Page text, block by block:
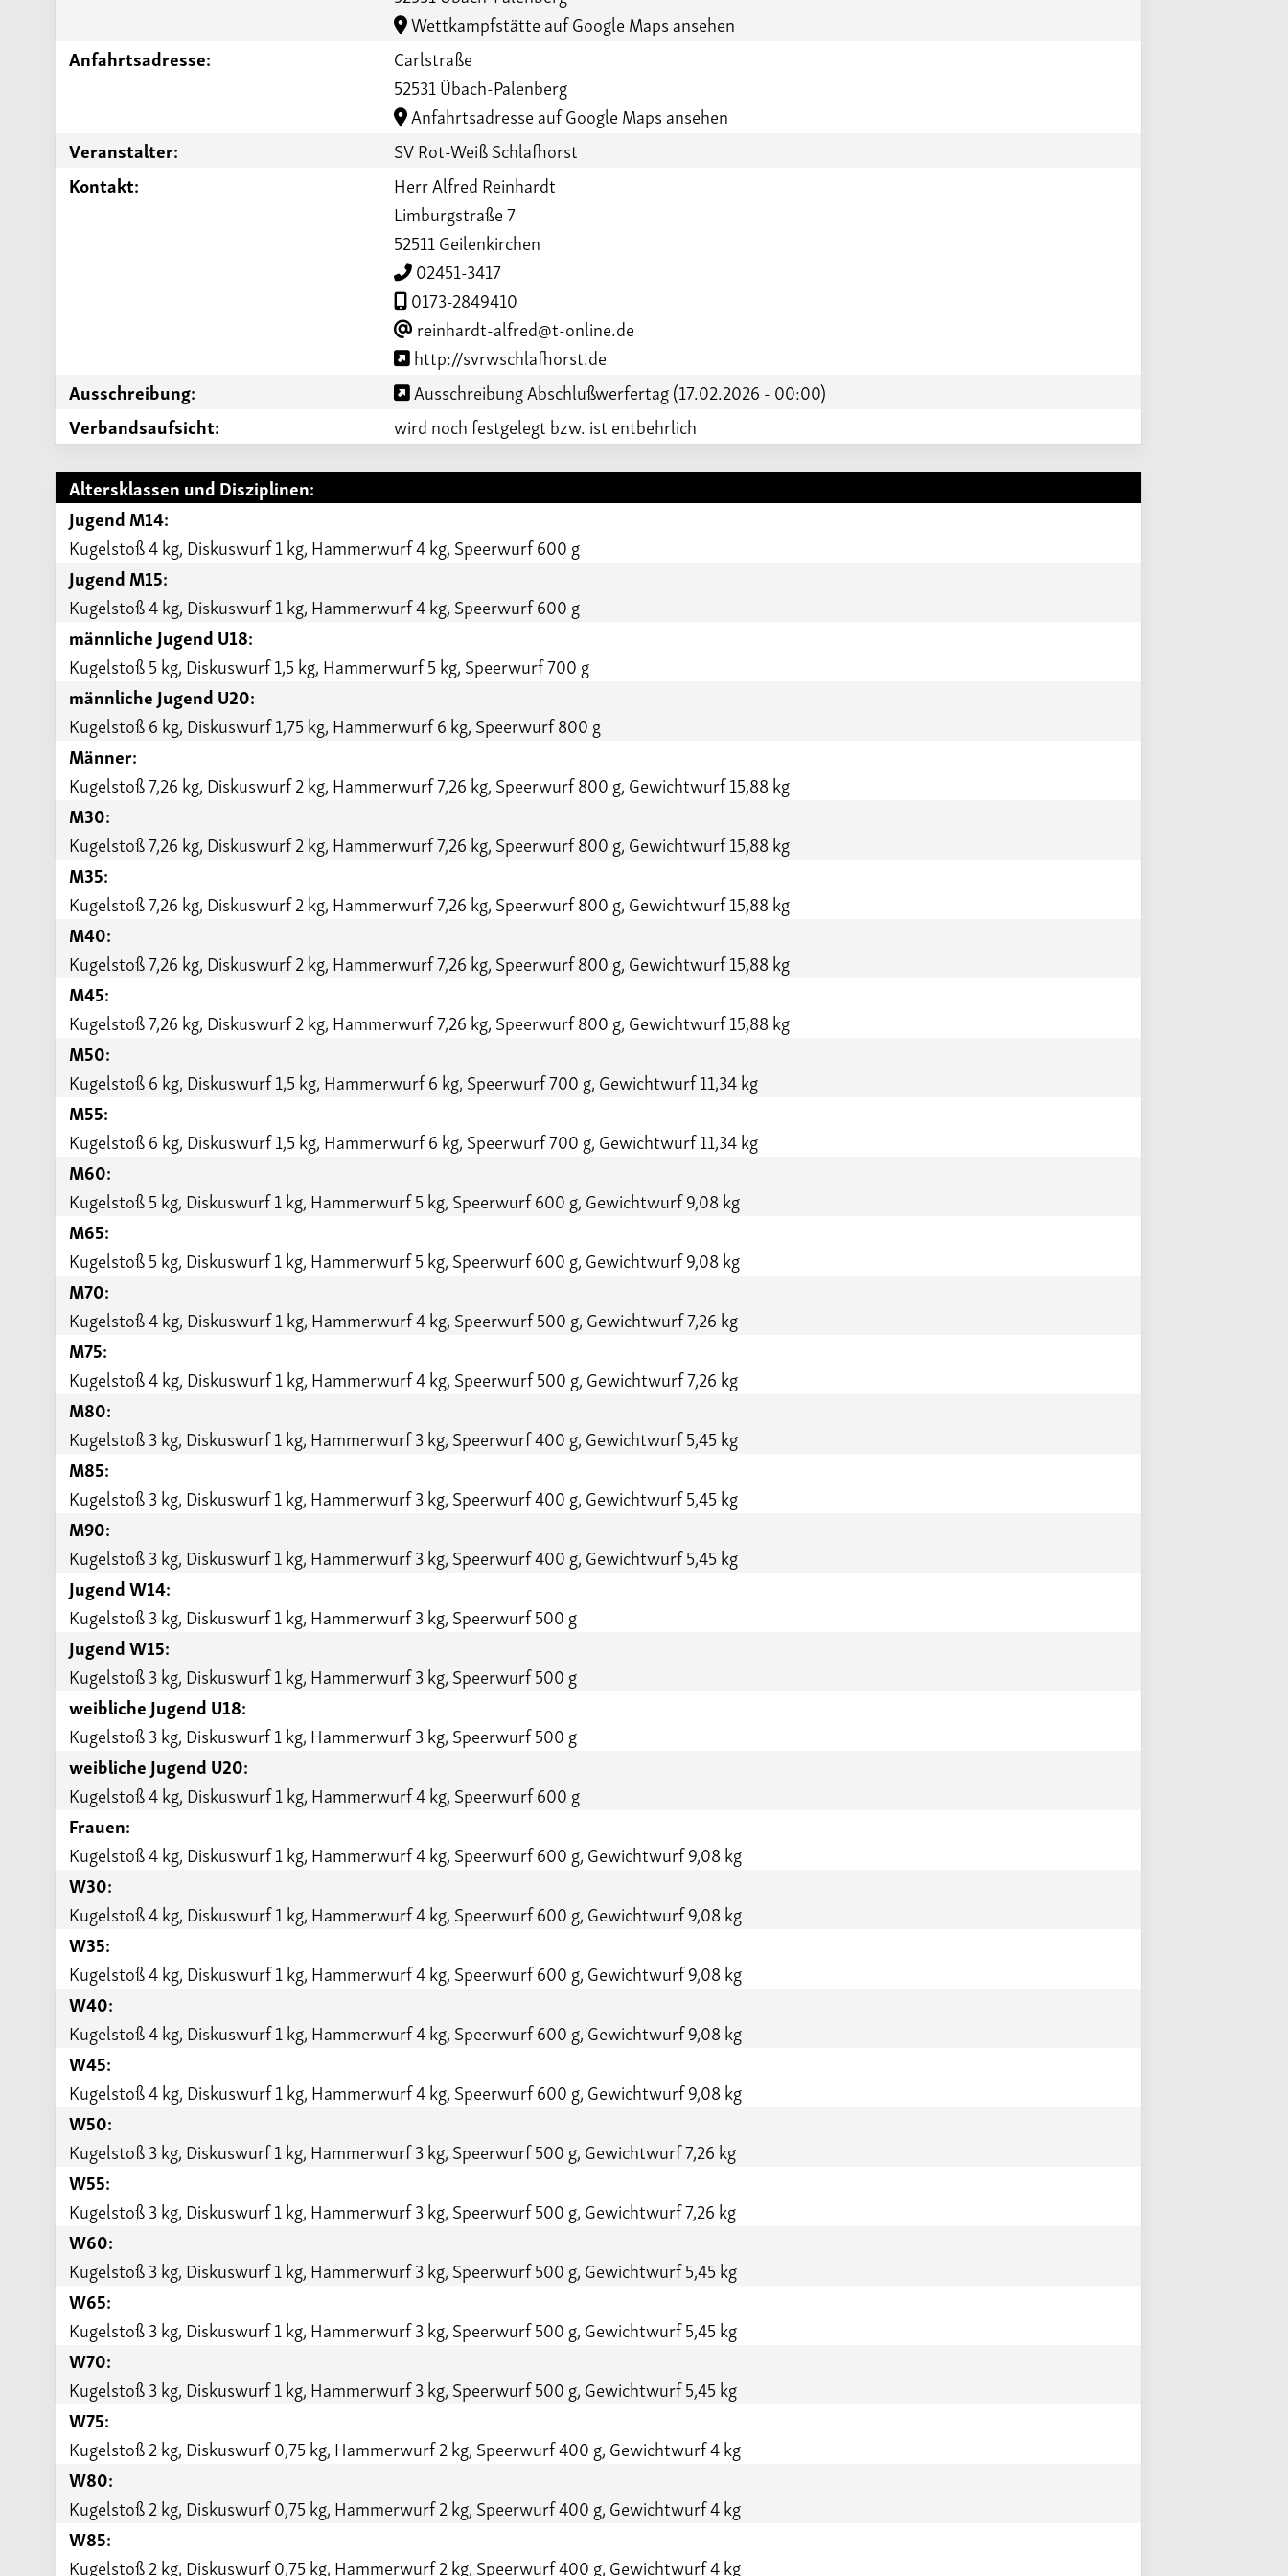
Wettkampfstätte auf Google Maps ansehen
Anfahrtsadresse:
Carlstraße
52531 Übach-Palenberg
Anfahrtsadresse auf Google Maps ansehen
Veranstalter:
SV Rot-Weiß Schlafhorst
Kontakt:
Herr Alfred Reinhardt
Limburgstraße 7
52511 Geilenkirchen
02451-3417
0173-2849410
reinhardt-alfred@t-online.de
http://svrwschlafhorst.de
Ausschreibung:
Ausschreibung Abschlußwerfertag (17.02.2026 - 00:00)
Verbandsaufsicht:
wird noch festgelegt bzw. ist entbehrlich
Altersklassen und Disziplinen:
Jugend M14:
Kugelstoß 4 kg, Diskuswurf 1 kg, Hammerwurf 4 kg, Speerwurf 600 g
Jugend M15:
Kugelstoß 4 kg, Diskuswurf 1 kg, Hammerwurf 4 kg, Speerwurf 600 g
männliche Jugend U18:
Kugelstoß 5 kg, Diskuswurf 1,5 kg, Hammerwurf 5 kg, Speerwurf 700 g
männliche Jugend U20:
Kugelstoß 6 kg, Diskuswurf 1,75 kg, Hammerwurf 6 kg, Speerwurf 800 g
Männer:
Kugelstoß 7,26 kg, Diskuswurf 2 kg, Hammerwurf 7,26 kg, Speerwurf 800 g, Gewichtwurf 15,88 kg
M30:
Kugelstoß 7,26 kg, Diskuswurf 2 kg, Hammerwurf 7,26 kg, Speerwurf 800 g, Gewichtwurf 15,88 kg
M35:
Kugelstoß 7,26 kg, Diskuswurf 2 kg, Hammerwurf 7,26 kg, Speerwurf 800 g, Gewichtwurf 15,88 kg
M40:
Kugelstoß 7,26 kg, Diskuswurf 2 kg, Hammerwurf 7,26 kg, Speerwurf 800 g, Gewichtwurf 15,88 kg
M45:
Kugelstoß 7,26 kg, Diskuswurf 2 kg, Hammerwurf 7,26 kg, Speerwurf 800 g, Gewichtwurf 15,88 kg
M50:
Kugelstoß 6 kg, Diskuswurf 1,5 kg, Hammerwurf 6 kg, Speerwurf 700 g, Gewichtwurf 11,34 kg
M55:
Kugelstoß 6 kg, Diskuswurf 1,5 kg, Hammerwurf 6 kg, Speerwurf 700 g, Gewichtwurf 11,34 kg
M60:
Kugelstoß 5 kg, Diskuswurf 1 kg, Hammerwurf 5 kg, Speerwurf 600 g, Gewichtwurf 9,08 kg
M65:
Kugelstoß 5 kg, Diskuswurf 1 kg, Hammerwurf 5 kg, Speerwurf 600 g, Gewichtwurf 9,08 kg
M70:
Kugelstoß 4 kg, Diskuswurf 1 kg, Hammerwurf 4 kg, Speerwurf 500 g, Gewichtwurf 7,26 kg
M75:
Kugelstoß 4 kg, Diskuswurf 1 kg, Hammerwurf 4 kg, Speerwurf 500 g, Gewichtwurf 7,26 kg
M80:
Kugelstoß 3 kg, Diskuswurf 1 kg, Hammerwurf 3 kg, Speerwurf 400 g, Gewichtwurf 5,45 kg
M85:
Kugelstoß 3 kg, Diskuswurf 1 kg, Hammerwurf 3 kg, Speerwurf 400 g, Gewichtwurf 5,45 kg
M90:
Kugelstoß 3 kg, Diskuswurf 1 kg, Hammerwurf 3 kg, Speerwurf 400 g, Gewichtwurf 5,45 kg
Jugend W14:
Kugelstoß 3 kg, Diskuswurf 1 kg, Hammerwurf 3 kg, Speerwurf 500 g
Jugend W15:
Kugelstoß 3 kg, Diskuswurf 1 kg, Hammerwurf 3 kg, Speerwurf 500 g
weibliche Jugend U18:
Kugelstoß 3 kg, Diskuswurf 1 kg, Hammerwurf 3 kg, Speerwurf 500 g
weibliche Jugend U20:
Kugelstoß 4 kg, Diskuswurf 1 kg, Hammerwurf 4 kg, Speerwurf 600 g
Frauen:
Kugelstoß 4 kg, Diskuswurf 1 kg, Hammerwurf 4 kg, Speerwurf 600 g, Gewichtwurf 9,08 kg
W30:
Kugelstoß 4 kg, Diskuswurf 1 kg, Hammerwurf 4 kg, Speerwurf 600 g, Gewichtwurf 9,08 kg
W35:
Kugelstoß 4 kg, Diskuswurf 1 kg, Hammerwurf 4 kg, Speerwurf 600 g, Gewichtwurf 9,08 kg
W40:
Kugelstoß 4 kg, Diskuswurf 1 kg, Hammerwurf 4 kg, Speerwurf 600 g, Gewichtwurf 9,08 kg
W45:
Kugelstoß 4 kg, Diskuswurf 1 kg, Hammerwurf 4 kg, Speerwurf 600 g, Gewichtwurf 9,08 kg
W50:
Kugelstoß 3 kg, Diskuswurf 1 kg, Hammerwurf 3 kg, Speerwurf 500 g, Gewichtwurf 7,26 kg
W55:
Kugelstoß 3 kg, Diskuswurf 1 kg, Hammerwurf 3 kg, Speerwurf 500 g, Gewichtwurf 7,26 kg
W60:
Kugelstoß 3 kg, Diskuswurf 1 kg, Hammerwurf 3 kg, Speerwurf 500 g, Gewichtwurf 5,45 kg
W65:
Kugelstoß 3 kg, Diskuswurf 1 kg, Hammerwurf 3 kg, Speerwurf 500 g, Gewichtwurf 5,45 kg
W70:
Kugelstoß 3 kg, Diskuswurf 1 kg, Hammerwurf 3 kg, Speerwurf 500 g, Gewichtwurf 5,45 kg
W75:
Kugelstoß 2 kg, Diskuswurf 0,75 kg, Hammerwurf 2 kg, Speerwurf 400 g, Gewichtwurf 4 kg
W80:
Kugelstoß 2 kg, Diskuswurf 0,75 kg, Hammerwurf 2 kg, Speerwurf 400 g, Gewichtwurf 4 kg
W85:
Kugelstoß 2 kg, Diskuswurf 0,75 kg, Hammerwurf 2 kg, Speerwurf 400 g, Gewichtwurf 4 kg